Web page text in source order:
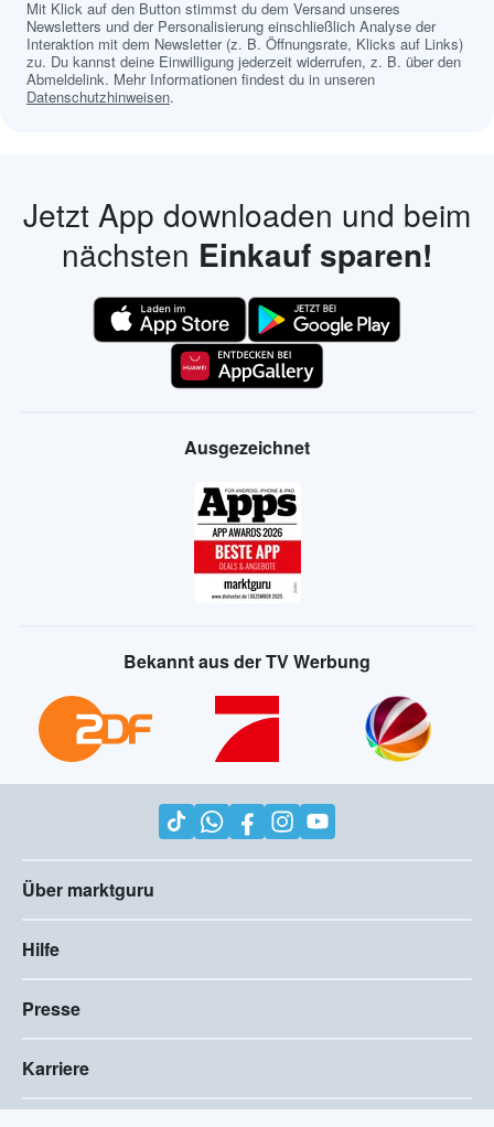
Mit Klick auf den Button stimmst du dem Versand unseres
Newsletters und der Personalisierung einschließlich Analyse der
Interaktion mit dem Newsletter (z. B. Öffnungsrate, Klicks auf Links)
zu. Du kannst deine Einwilligung jederzeit widerrufen, z. B. über den
Abmeldelink. Mehr Informationen findest du in unseren
Datenschutzhinweisen.
Jetzt App downloaden und beim
nächsten Einkauf sparen!
Ausgezeichnet
Bekannt aus der TV Werbung
Über marktguru
Hilfe
Presse
Karriere